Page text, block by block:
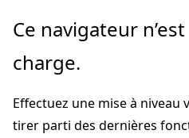
Passer
directement
au
principal
Ce navigateur
charge.
Effectuez une mise à
tirer parti des dernières